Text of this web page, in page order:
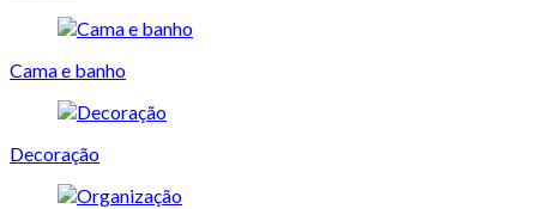
Cama e banho
Decoração